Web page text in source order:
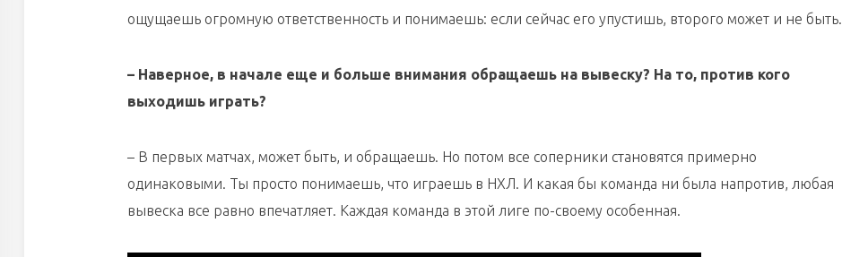
ощущаешь огромную ответственность и понимаешь: если сейчас его упустишь, второго может и не быть.
– Наверное, в начале еще и больше внимания обращаешь на вывеску? На то, против кого
выходишь играть?
– В первых матчах, может быть, и обращаешь. Но потом все соперники становятся примерно
одинаковыми. Ты просто понимаешь, что играешь в НХЛ. И какая бы команда ни была напротив, любая
вывеска все равно впечатляет. Каждая команда в этой лиге по-своему особенная.